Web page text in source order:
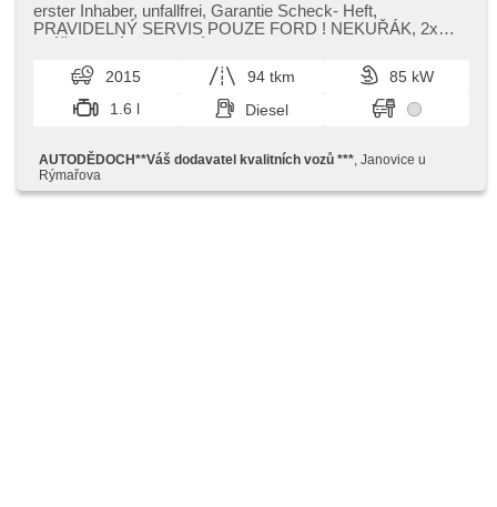
zadní, Scheibenwischersensor, Lenkrad einstellbar,
Multifunktionslenkrad, El. Seitenscheiben, Dachträger,
Zentralverriegelung mit Funkfernbedienung,
Zentralverriegelung, isofix, höheneinstellbare Fahrersitz,
Reifendrucksensor, Scheinwerferwaschanlagen,
Nebelscheinwerfer, USB, AUX, Autoradio, CD-Spieler,
Rücksitzbank, Heckscheibenwischer, Getönte Scheiben,
roletky na zadních oknech, boční posuvné dveře
erster Inhaber,​ unfallfrei,​ Garantie Scheck​- Heft,​
PRAVIDELNÝ SERVIS POUZE FORD ! NEKUŘÁK,​ 2x
2015 94 tkm
85 kW
1.6 l
Diesel
AUTODĚDOCH**Váš dodavatel kvalitních vozů *** , Janovice u
Rýmařova